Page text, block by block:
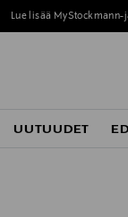
Lue lisää MyStockmann-
UUTUUDET